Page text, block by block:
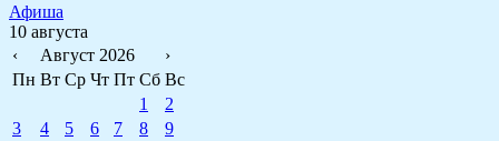
Афиша
10 августа
‹
Август 2026
›
Пн Вт Ср Чт Пт Сб Вс
1
2
3
4 5 6 7 8
9